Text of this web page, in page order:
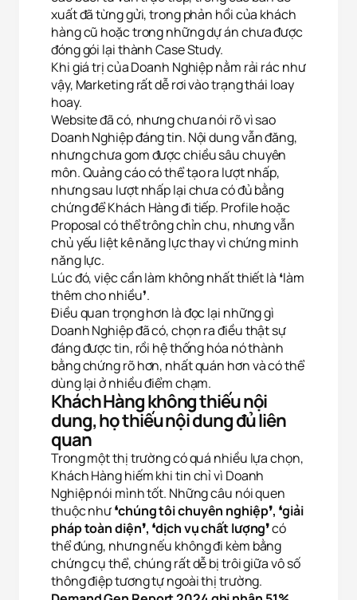
xuất đã từng gửi, trong phản hồi của khách
hàng cũ hoặc trong những dự án chưa được
đóng gói lại thành Case Study.
Khi giá trị của Doanh Nghiệp nằm rải rác như
vậy, Marketing rất dễ rơi vào trạng thái loay
hoay.
Website đã có, nhưng chưa nói rõ vì sao
Doanh Nghiệp đáng tin. Nội dung vẫn đăng,
nhưng chưa gom được chiều sâu chuyên
môn. Quảng cáo có thể tạo ra lượt nhấp,
nhưng sau lượt nhấp lại chưa có đủ bằng
chứng để Khách Hàng đi tiếp. Profile hoặc
Proposal có thể trông chỉn chu, nhưng vẫn
chủ yếu liệt kê năng lực thay vì chứng minh
năng lực.
Lúc đó, việc cần làm không nhất thiết là ❛làm
thêm cho nhiều❜.
Điều quan trọng hơn là đọc lại những gì
Doanh Nghiệp đã có, chọn ra điều thật sự
đáng được tin, rồi hệ thống hóa nó thành
bằng chứng rõ hơn, nhất quán hơn và có thể
dùng lại ở nhiều điểm chạm.
Khách Hàng không thiếu nội
dung, họ thiếu nội dung đủ liên
quan
Trong một thị trường có quá nhiều lựa chọn,
Khách Hàng hiếm khi tin chỉ vì Doanh
Nghiệp nói mình tốt. Những câu nói quen
thuộc như❛chúng tôi chuyên nghiệp❜, ❛giải
pháp toàn diện❜, ❛dịch vụ chất lượng❜có
thể đúng, nhưng nếu không đi kèm bằng
chứng cụ thể, chúng rất dễ bị trôi giữa vô số
thông điệp tương tự ngoài thị trường.